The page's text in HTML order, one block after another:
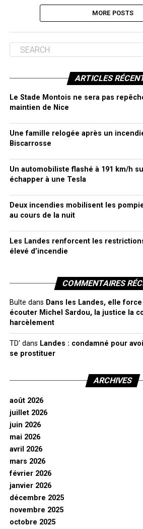
MORE POSTS
ARTICLES
Le Stade Montois ne sera pas
maintien de Nice
Une famille relogée après un
Biscarrosse
Un automobiliste flashé à 191 km/h
échapper à une Tesla
Deux incendies mobilisent les
au cours de la nuit
Les Landes renforcent les
élevé d’incendie
COMMENTAIRES
Bulte dans Dans les Landes, elle
écouter Michel Sardou, la justice la
harcèlement
TD' dans Landes : condamné pour
se prostituer
ARCHIVES
août 2026
juillet 2026
juin 2026
mai 2026
avril 2026
mars 2026
février 2026
janvier 2026
décembre 2025
novembre 2025
octobre 2025